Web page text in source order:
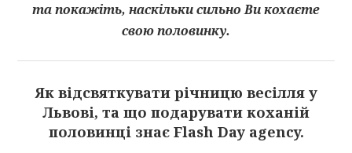
та покажіть, наскільки сильно Ви кохаєте
свою половинку.
Як відсвяткувати річницю весілля у
Львові, та що подарувати коханій
половинці знає Flash Day agency.